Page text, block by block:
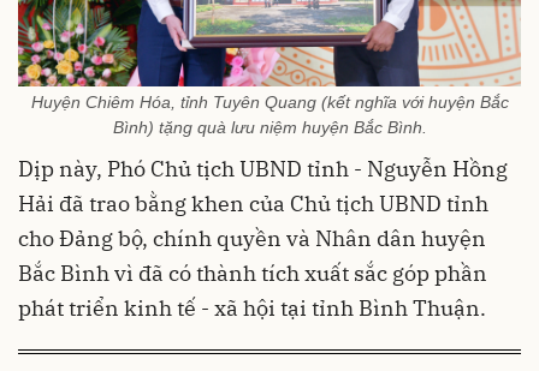
Huyện Chiêm Hóa, tỉnh Tuyên Quang (kết nghĩa với huyện Bắc
Bình) tặng quà lưu niệm huyện Bắc Bình.
Dịp này, Phó Chủ tịch UBND tỉnh - Nguyễn Hồng
Hải đã trao bằng khen của Chủ tịch UBND tỉnh
cho Đảng bộ, chính quyền và Nhân dân huyện
Bắc Bình vì đã có thành tích xuất sắc góp phần
phát triển kinh tế - xã hội tại tỉnh Bình Thuận.